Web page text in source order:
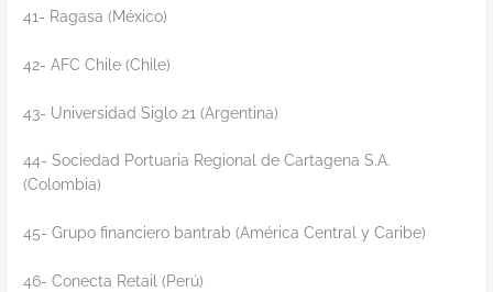
41- Ragasa (México)
42- AFC Chile (Chile)
43- Universidad Siglo 21 (Argentina)
44- Sociedad Portuaria Regional de Cartagena S.A.
(Colombia)
45- Grupo financiero bantrab (América Central y Caribe)
46- Conecta Retail (Perú)